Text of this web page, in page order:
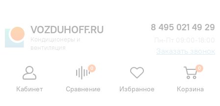
VOZDUHOFF.RU
Кондиционеры и
вентиляция
8 495 021 49 29
Заказать звонок
Кабинет
0
Сравнение Избранное
0
Корзина